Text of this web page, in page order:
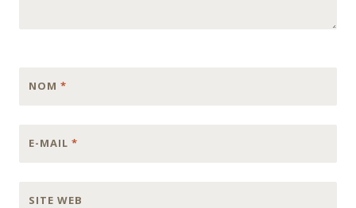
NOM *
E-MAIL *
SITE WEB